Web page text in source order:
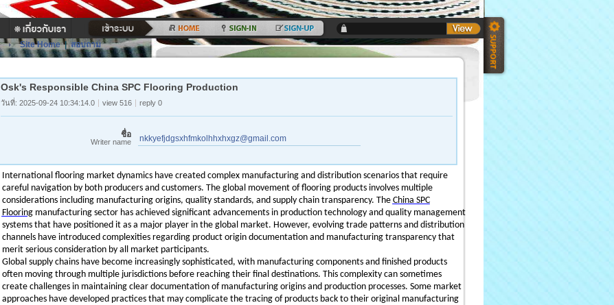
Site Home|สอบถาม
Osk's Responsible China SPC Flooring Production
วันที่: 2025-09-24 10:34:14.0 view 516 reply 0
ชื่อ
Writer name nkkyefjdgsxhfmkolhhxhxgz@gmail.com
International flooring market dynamics have created complex manufacturing and distribution scenarios that require
careful navigation by both producers and customers. The global movement of flooring products involves multiple
considerations including manufacturing origins, quality standards, and supply chain transparency. The China SPC
Flooringmanufacturing sector has achieved significant advancements in production technology and quality management
systems that have positioned it as a major player in the global market. However, evolving trade patterns and distribution
channels have introduced complexities regarding product origin documentation and manufacturing transparency that
merit serious consideration by all market participants.
Global supply chains have become increasingly sophisticated, with manufacturing components and finished products
often moving through multiple jurisdictions before reaching their final destinations. This complexity can sometimes
create challenges in maintaining clear documentation of manufacturing origins and production processes. Some market
approaches have developed practices that may complicate the tracing of products back to their original manufacturing